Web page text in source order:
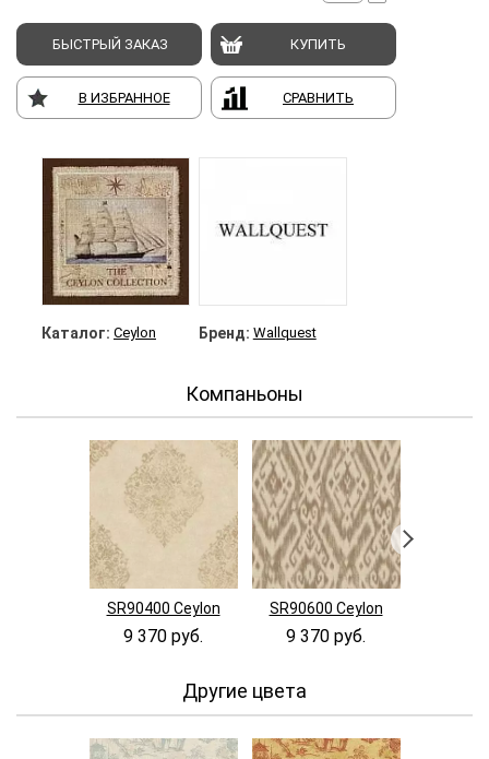
БЫСТРЫЙ ЗАКАЗ КУПИТЬ
В ИЗБРАННОЕ СРАВНИТЬ
Каталог: Ceylon Бренд: Wallquest
Компаньоны
SR90400 Ceylon
9 370 руб.
SR90600 Ceylon
9 370 руб.
Другие цвета